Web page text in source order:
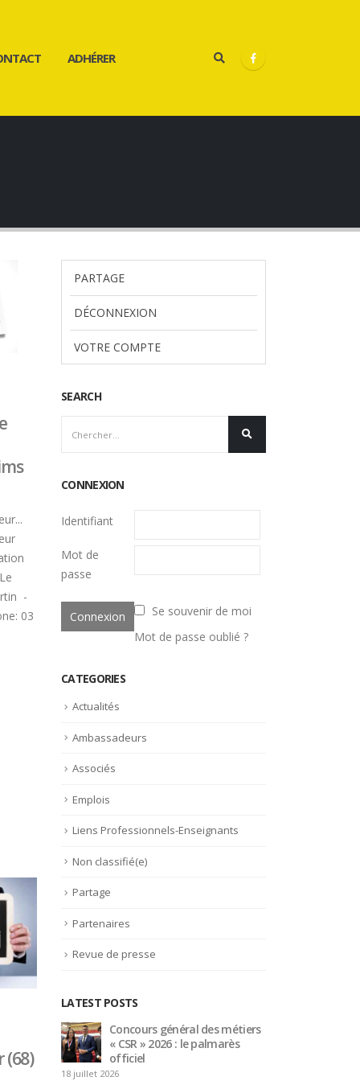
ADHÉRER
-
03
PARTAGE
DÉCONNEXION
VOTRE COMPTE
SEARCH
CONNEXION
Identifiant
Mot de
passe
Se souvenir de moi
Mot de passe oublié ?
CATEGORIES
Actualités
Ambassadeurs
Associés
Emplois
Liens Professionnels-Enseignants
Non classifié(e)
Partage
Partenaires
Revue de presse
LATEST POSTS
Bertrand Noeureuil et Elsa
Jeanvoine à la tête de
L’Orangerie du George V à
Paris